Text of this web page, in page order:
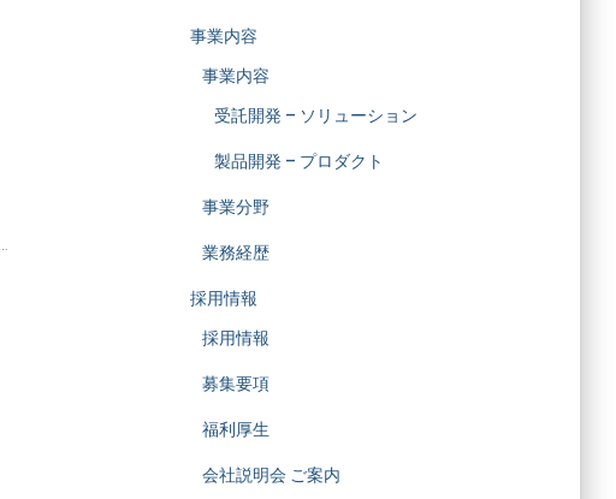
事業内容
事業内容
受託開発 – ソリューション
製品開発 – プロダクト
事業分野
業務経歴
採用情報
採用情報
募集要項
福利厚生
会社説明会 ご案内